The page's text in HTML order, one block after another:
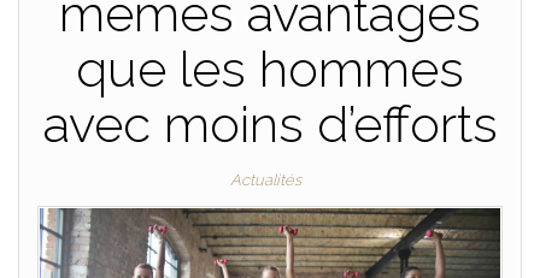
mêmes avantages
que les hommes
avec moins d’efforts
Actualités